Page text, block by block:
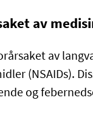
av
av
(NSAIDs).
og